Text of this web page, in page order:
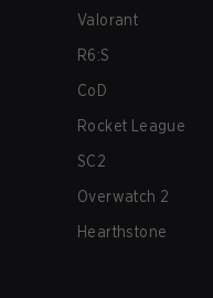
Valorant
R6:S
CoD
Rocket League
SC2
Overwatch 2
Hearthstone